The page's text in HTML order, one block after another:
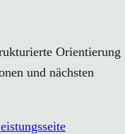
Orientierung
und nächsten